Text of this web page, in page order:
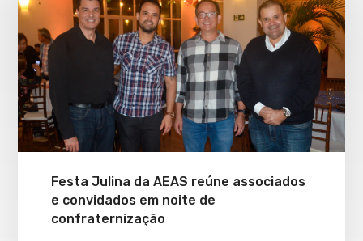
Festa Julina da AEAS reúne associados
e convidados em noite de
confraternização